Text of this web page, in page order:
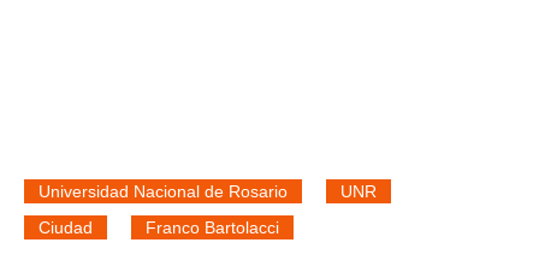
Universidad Nacional de Rosario
UNR
Ciudad
Franco Bartolacci